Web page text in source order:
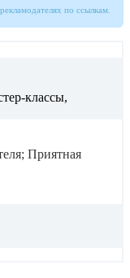
по ссылкам.
классы,
Приятная